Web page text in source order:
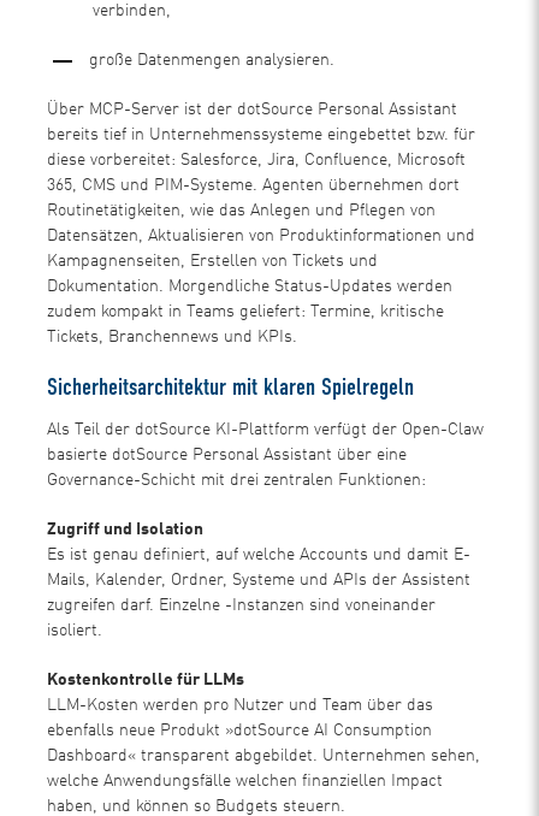
verbinden,
große Datenmengen analysieren.
Über MCP-Server ist der dotSource Personal Assistant
bereits tief in Unternehmenssysteme eingebettet bzw. für
diese vorbereitet: Salesforce, Jira, Confluence, Microsoft
365, CMS und PIM-Systeme. Agenten übernehmen dort
Routinetätigkeiten, wie das Anlegen und Pflegen von
Datensätzen, Aktualisieren von Produktinformationen und
Kampagnenseiten, Erstellen von Tickets und
Dokumentation. Morgendliche Status-Updates werden
zudem kompakt in Teams geliefert: Termine, kritische
Tickets, Branchennews und KPIs.
Sicherheitsarchitektur mit klaren Spielregeln
Als Teil der dotSource KI-Plattform verfügt der Open-Claw
basierte dotSource Personal Assistant über eine
Governance-Schicht mit drei zentralen Funktionen:
Zugriff und Isolation
Es ist genau definiert, auf welche Accounts und damit E-
Mails, Kalender, Ordner, Systeme und APIs der Assistent
zugreifen darf. Einzelne -Instanzen sind voneinander
isoliert.
Kostenkontrolle für LLMs
LLM-Kosten werden pro Nutzer und Team über das
ebenfalls neue Produkt »dotSource AI Consumption
Dashboard« transparent abgebildet. Unternehmen sehen,
welche Anwendungsfälle welchen finanziellen Impact
haben, und können so Budgets steuern.